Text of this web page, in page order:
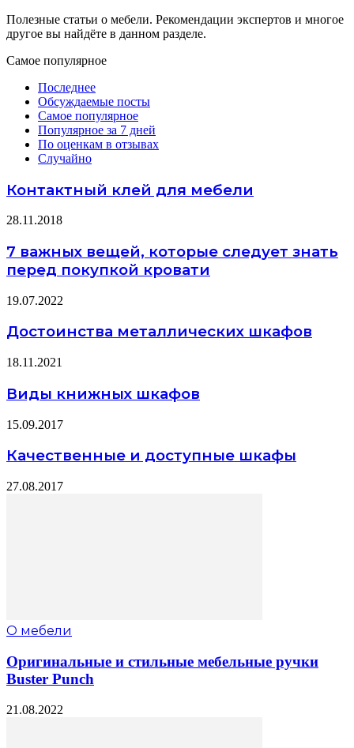
Полезные статьи о мебели. Рекомендации экспертов и многое
другое вы найдёте в данном разделе.
Самое популярное
Последнее
Обсуждаемые посты
Самое популярное
Популярное за 7 дней
По оценкам в отзывах
Случайно
Контактный клей для мебели
28.11.2018
7 важных вещей, которые следует знать
перед покупкой кровати
19.07.2022
Достоинства металлических шкафов
18.11.2021
Виды книжных шкафов
15.09.2017
Качественные и доступные шкафы
27.08.2017
О мебели
Оригинальные и стильные мебельные ручки
Buster Punch
21.08.2022